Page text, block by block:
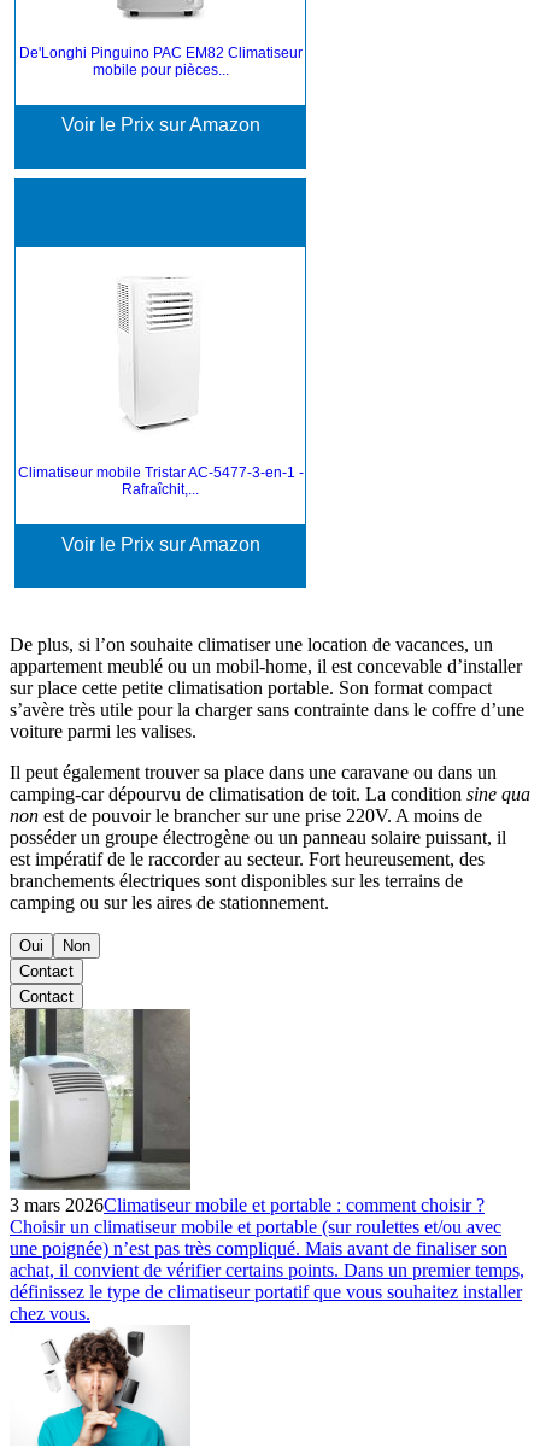
De'Longhi Pinguino PAC EM82 Climatiseur
mobile pour pièces...
Voir le Prix sur Amazon
Climatiseur mobile Tristar AC-5477-3-en-1 -
Rafraîchit,...
Voir le Prix sur Amazon
De plus, si l’on souhaite climatiser une location de vacances, un
appartement meublé ou un mobil-home, il est concevable d’installer
sur place cette petite climatisation portable. Son format compact
s’avère très utile pour la charger sans contrainte dans le coffre d’une
voiture parmi les valises.
Il peut également trouver sa place dans une caravane ou dans un
camping-car dépourvu de climatisation de toit. La condition sine qua
non est de pouvoir le brancher sur une prise 220V. A moins de
posséder un groupe électrogène ou un panneau solaire puissant, il
est impératif de le raccorder au secteur. Fort heureusement, des
branchements électriques sont disponibles sur les terrains de
camping ou sur les aires de stationnement.
Oui
Non
Contact
Contact
3 mars 2026Climatiseur mobile et portable : comment choisir ?
Choisir un climatiseur mobile et portable (sur roulettes et/ou avec
une poignée) n’est pas très compliqué. Mais avant de finaliser son
achat, il convient de vérifier certains points. Dans un premier temps,
définissez le type de climatiseur portatif que vous souhaitez installer
chez vous.